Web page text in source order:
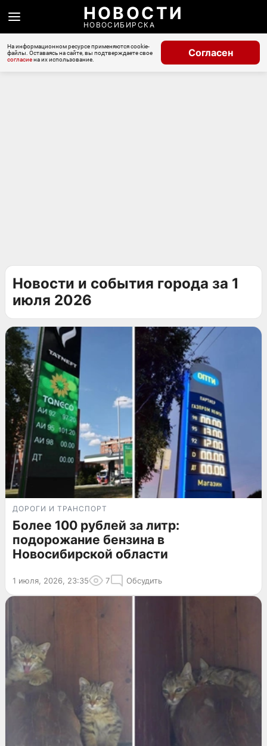
НОВОСТИ
НОВОСИБИРСКА
На информационном ресурсе применяются cookie-
файлы. Оставаясь на сайте, вы подтверждаете свое
согласиена их использование.
Согласен
Новости и события города за 1
июля 2026
ДОРОГИ И ТРАНСПОРТ
Более 100 рублей за литр:
подорожание бензина в
Новосибирской области
1 июля, 2026, 23:35 7 Обсудить